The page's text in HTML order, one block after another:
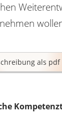
als pdf